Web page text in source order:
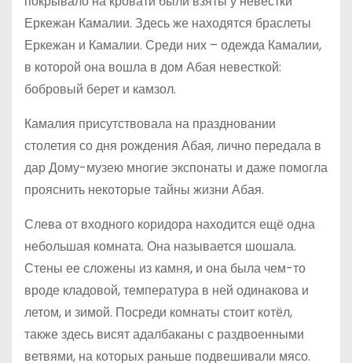
Еркежан Камалии. Здесь же находятся браслеты
Еркежан и Камалии. Среди них – одежда Камалии,
в которой она вошла в дом Абая невесткой:
бобровый берет и камзол.
Камалия присутствовала на праздновании
столетия со дня рождения Абая, лично передала в
дар Дому-музею многие экспонаты и даже помогла
прояснить некоторые тайны жизни Абая.
Слева от входного коридора находится ещё одна
небольшая комната. Она называется шошала.
Стены ее сложены из камня, и она была чем-то
вроде кладовой, температура в ней одинакова и
летом, и зимой. Посреди комнаты стоит котёл,
также здесь висят адалбаканы с раздвоенными
ветвями, на которых раньше подвешивали мясо.